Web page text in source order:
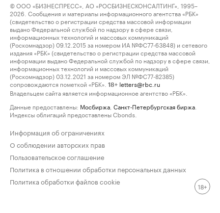
© ООО «БИЗНЕСПРЕСС», АО «РОСБИЗНЕСКОНСАЛТИНГ», 1995–
2026. Сообщения и материалы информационного агентства «РБК»
(свидетельство о регистрации средства массовой информации
выдано Федеральной службой по надзору в сфере связи,
информационных технологий и массовых коммуникаций
(Роскомнадзор) 09.12.2015 за номером ИА №ФС77-63848) и сетевого
издания «РБК» (свидетельство о регистрации средства массовой
информации выдано Федеральной службой по надзору в сфере связи,
информационных технологий и массовых коммуникаций
(Роскомнадзор) 03.12.2021 за номером ЭЛ №ФС77-82385)
сопровождаются пометкой «РБК».
18+ letters@rbc.ru
Владельцем сайта является информационное агентство «РБК».
Данные предоставлены: Мосбиржа Санкт-Петербургская биржа
Индексы облигаций предоставлены Cbonds.
Информация об ограничениях
О соблюдении авторских прав
Пользовательское соглашение
Политика в отношении обработки персональных данных
Политика обработки файлов cookie
18+